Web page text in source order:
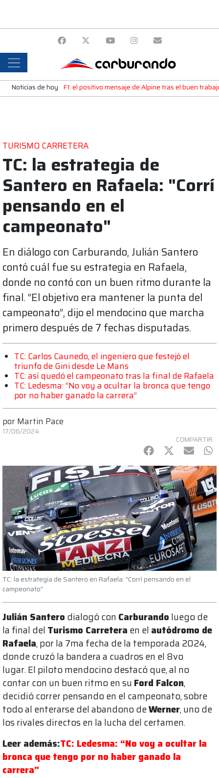
Noticias de hoy F1: el positivo mensaje de Alpine tras el buen
TURISMO CARRETERA
TC: la estrategia de
Santero en Rafaela: "Corrí
pensando en el
campeonato"
En diálogo con Carburando, Julián Santero
contó cuál fue su estrategia en Rafaela,
donde no contó con un buen ritmo durante la
final. “El objetivo era mantener la punta del
campeonato”, dijo el mendocino que marcha
primero después de 7 fechas disputadas.
TC: Carlos Caunedo, el ingeniero que festejó el
triunfo de Gini desde Le Mans
TC: así quedó el campeonato tras la final de Rafaela
TC: Ledesma: “No voy a ocultar la bronca que tengo
por no haber ganado la carrera”
por Martin Pace
17/06/2024
COMPARTIR
Facebook
Twitter
mail
TC: la estrategia de Santero en Rafaela: "Corrí pensando en el
campeonato"
Julián Santero dialogó con Carburando luego de
la final del Turismo Carretera en el autódromo de
Rafaela, por la 7ma fecha de la temporada 2024,
donde cruzó la bandera a cuadros en el 8vo
lugar. El piloto mendocino destacó que, al no
contar con un buen ritmo en su Ford Falcon,
decidió correr pensando en el campeonato, sobre
todo al enterarse del abandono deWerner, uno de
los rivales directos en la lucha del certamen.
Leer además:TC: Ledesma: “No voy a ocultar la
bronca que tengo por no haber ganado la
carrera”